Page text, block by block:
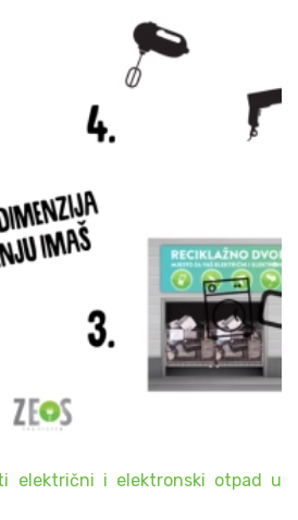
električni i elektronski otpad u